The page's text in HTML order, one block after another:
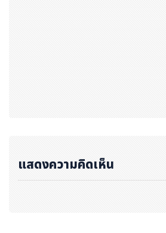
แสดงความคิดเห็น